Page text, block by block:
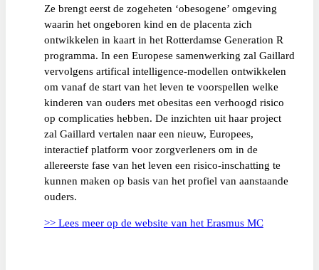
Ze brengt eerst de zogeheten ‘obesogene’ omgeving
waarin het ongeboren kind en de placenta zich
ontwikkelen in kaart in het Rotterdamse Generation R
programma. In een Europese samenwerking zal Gaillard
vervolgens artifical intelligence-modellen ontwikkelen
om vanaf de start van het leven te voorspellen welke
kinderen van ouders met obesitas een verhoogd risico
op complicaties hebben. De inzichten uit haar project
zal Gaillard vertalen naar een nieuw, Europees,
interactief platform voor zorgverleners om in de
allereerste fase van het leven een risico-inschatting te
kunnen maken op basis van het profiel van aanstaande
ouders.
>> Lees meer op de website van het Erasmus MC